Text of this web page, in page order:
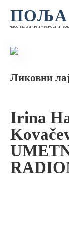
ПОЉА
часопис за књижевност и
Ликовни
Irina